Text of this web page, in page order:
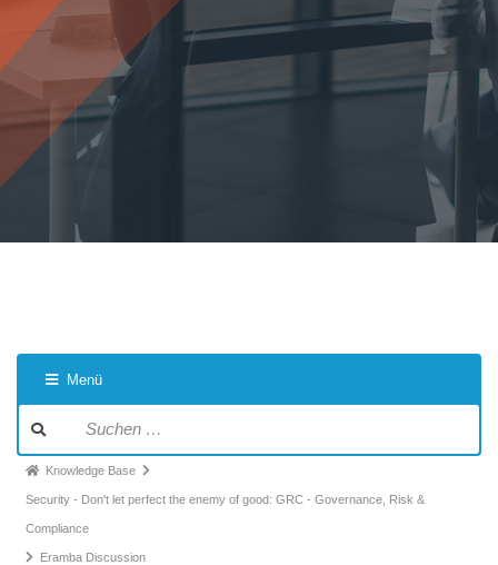
Menü
Knowledge Base
Security - Don't let perfect the enemy of good: GRC - Governance, Risk &
Compliance
Eramba Discussion